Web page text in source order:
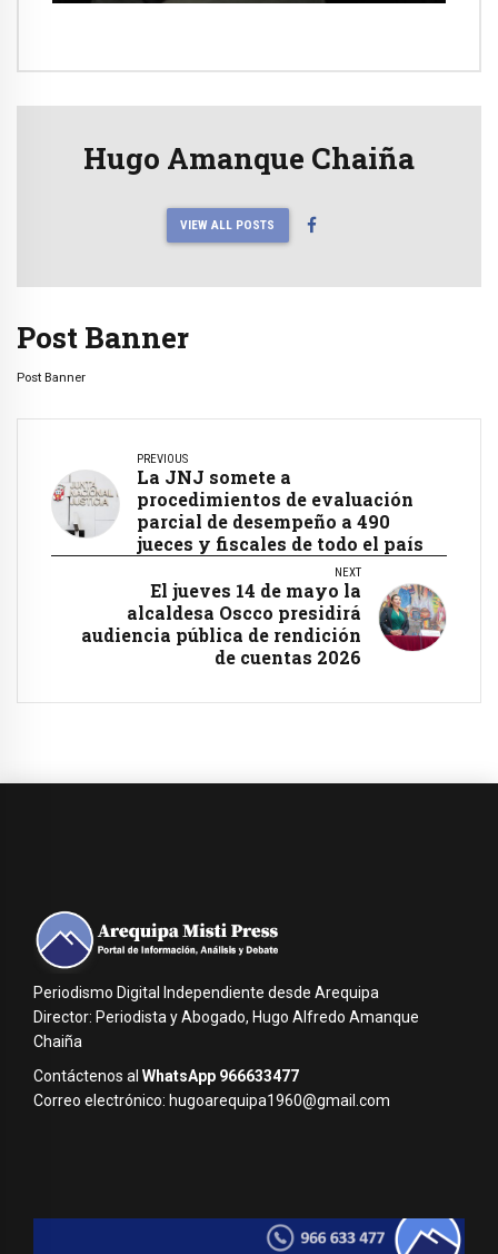
Hugo Amanque Chaiña
VIEW ALL POSTS
Post Banner
Post Banner
PREVIOUS
La JNJ somete a
procedimientos de evaluación
parcial de desempeño a 490
jueces y fiscales de todo el país
NEXT
El jueves 14 de mayo la
alcaldesa Oscco presidirá
audiencia pública de rendición
de cuentas 2026
Periodismo Digital Independiente desde Arequipa
Director: Periodista y Abogado, Hugo Alfredo Amanque
Chaiña
Contáctenos al WhatsApp 966633477
Correo electrónico: hugoarequipa1960@gmail.com